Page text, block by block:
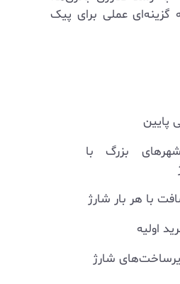
عملی برای پیک
پایین
بزرگ با
با هر بار شارژ
اولیه
شارژ